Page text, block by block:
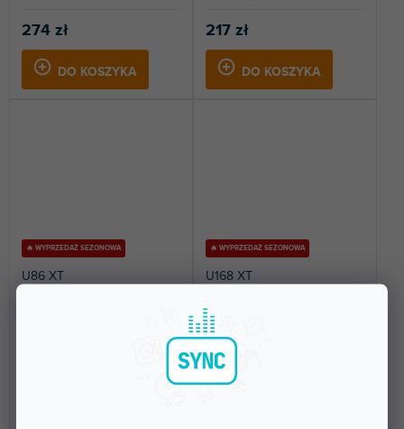
274 zł
DO KOSZYKA
217 zł
DO KOSZYKA
🔥 WYPRZEDAŻ SEZONOWA
U86 XT
)
🔥 WYPRZEDAŻ SEZONOWA
U168 XT
Dostępny w sklepie
stacjonarnym